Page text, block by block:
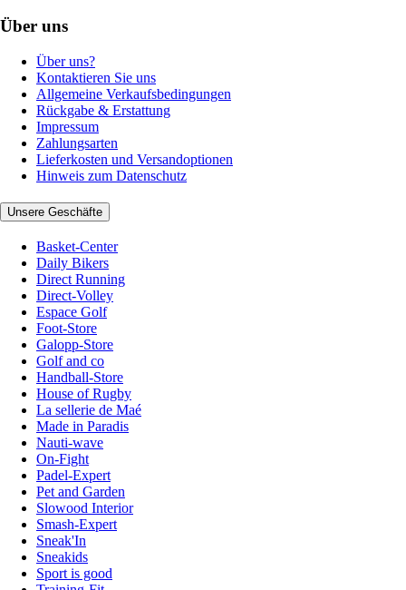
Über uns
Über uns?
Kontaktieren Sie uns
Allgemeine Verkaufsbedingungen
Rückgabe & Erstattung
Impressum
Zahlungsarten
Lieferkosten und Versandoptionen
Hinweis zum Datenschutz
Unsere Geschäfte
Basket-Center
Daily Bikers
Direct Running
Direct-Volley
Espace Golf
Foot-Store
Galopp-Store
Golf and co
Handball-Store
House of Rugby
La sellerie de Maé
Made in Paradis
Nauti-wave
On-Fight
Padel-Expert
Pet and Garden
Slowood Interior
Smash-Expert
Sneak'In
Sneakids
Sport is good